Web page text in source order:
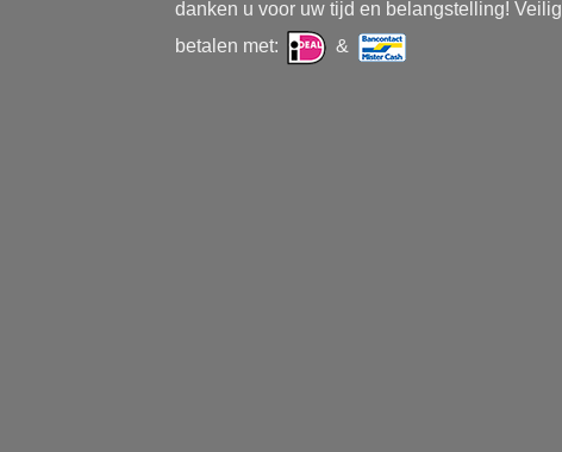
danken u voor uw tijd en belangstelling! Veilig
betalen met:
&